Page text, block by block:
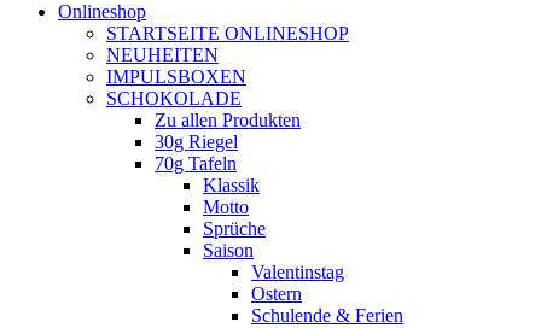
Onlineshop
STARTSEITE ONLINESHOP
NEUHEITEN
IMPULSBOXEN
SCHOKOLADE
Zu allen Produkten
30g Riegel
70g Tafeln
Klassik
Motto
Sprüche
Saison
Valentinstag
Ostern
Schulende & Ferien